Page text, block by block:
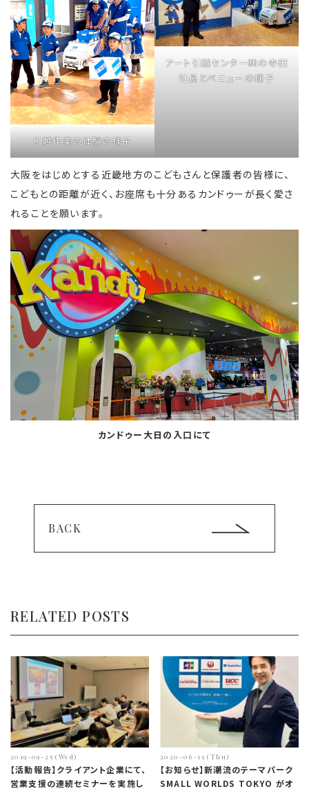
引越作業の体験の様子
アート引越センター㈱の寺田
社長とべニューの様子
大阪をはじめとする近畿地方のこどもさんと保護者の皆様に、
こどもとの距離が近く、お座席も十分あるカンドゥーが長く愛さ
れることを願います。
カンドゥー大日の入口にて
BACK
RELATED POSTS
2019-09-25 (Wed)
【活動報告】クライアント企業にて、
営業支援の連続セミナーを実施し
2020-06-11 (Thu)
【お知らせ】新潮流のテーマパーク
SMALL WORLDS TOKYO がオ